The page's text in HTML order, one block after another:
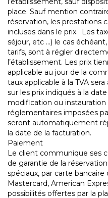
place. Sauf mention
réservation, les prestations
incluses dans le prix. Les
séjour, etc …) le cas
tarifs, sont à régler
l’établissement. Les prix
applicable au jour de la
taux applicable à la TVA
sur les prix indiqués à la
modification ou instauration
réglementaires imposées
seront automatiquement
la date de la facturation.
Paiement
Le client communique ses
de garantie de la
spéciaux, par carte
Mastercard, American
possibilités offertes par la